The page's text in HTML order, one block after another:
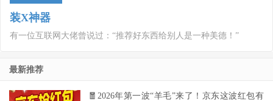
装X神器
有一位互联网大佬曾说过：“推荐好东西给别人是一种美德！”
最新推荐
🧧2026年第一波“羊毛”来了！京东这波红包有